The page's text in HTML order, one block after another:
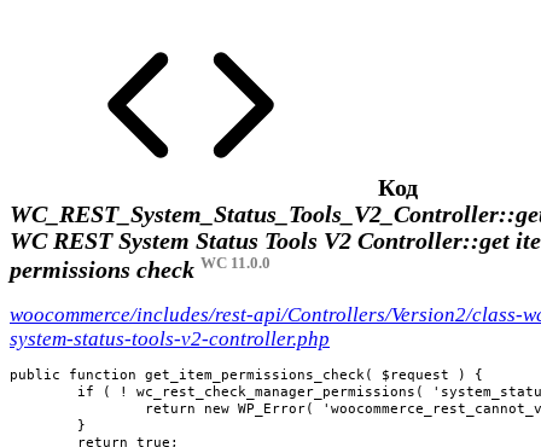
Код
WC REST System Status Tools V2 Controller::get
permissions check WC 11.0.0
woocommerce/includes/rest-api/Controllers/Version2/class-
system-status-tools-v2-controller.php
public function get_item_permissions_check( $request ) {